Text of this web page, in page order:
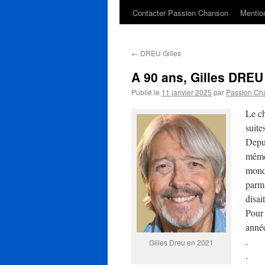
Contacter Passion Chanson
← DREU Gilles
A 90 ans, Gilles
Publié le 11 janvier 2025 par Passion
Gilles Dreu en 2021
Le
.
.